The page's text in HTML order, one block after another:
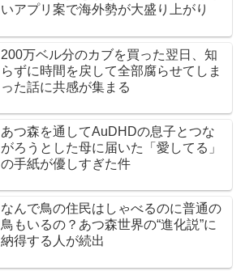
いアプリ案で海外勢が大盛り上がり
200万ベル分のカブを買った翌日、知
らずに時間を戻して全部腐らせてしま
った話に共感が集まる
あつ森を通してAuDHDの息子とつな
がろうとした母に届いた「愛してる」
の手紙が優しすぎた件
なんで鳥の住民はしゃべるのに普通の
鳥もいるの？あつ森世界の“進化説”に
納得する人が続出